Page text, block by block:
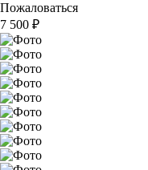
Пожаловаться
7 500 ₽